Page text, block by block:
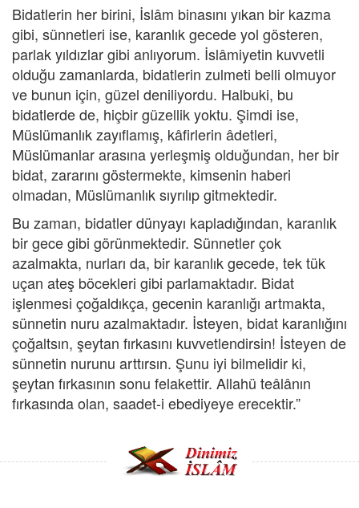
Bidatlerin her birini, İslâm binasını yıkan bir kazma
gibi, sünnetleri ise, karanlık gecede yol gösteren,
parlak yıldızlar gibi anlıyorum. İslâmiyetin kuvvetli
olduğu zamanlarda, bidatlerin zulmeti belli olmuyor
ve bunun için, güzel deniliyordu. Halbuki, bu
bidatlerde de, hiçbir güzellik yoktu. Şimdi ise,
Müslümanlık zayıflamış, kâfirlerin âdetleri,
Müslümanlar arasına yerleşmiş olduğundan, her bir
bidat, zararını göstermekte, kimsenin haberi
olmadan, Müslümanlık sıyrılıp gitmektedir.
Bu zaman, bidatler dünyayı kapladığından, karanlık
bir gece gibi görünmektedir. Sünnetler çok
azalmakta, nurları da, bir karanlık gecede, tek tük
uçan ateş böcekleri gibi parlamaktadır. Bidat
işlenmesi çoğaldıkça, gecenin karanlığı artmakta,
sünnetin nuru azalmaktadır. İsteyen, bidat karanlığını
çoğaltsın, şeytan fırkasını kuvvetlendirsin! İsteyen de
sünnetin nurunu arttırsın. Şunu iyi bilmelidir ki,
şeytan fırkasının sonu felakettir. Allahü teâlânın
fırkasında olan, saadet-i ebediyeye erecektir.”